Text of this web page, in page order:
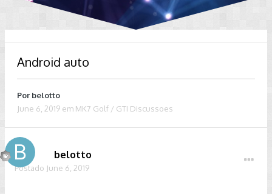
Android auto
Por belotto
June 6, 2019 em MK7 Golf / GTI Discussoes
belotto
Postado June 6, 2019